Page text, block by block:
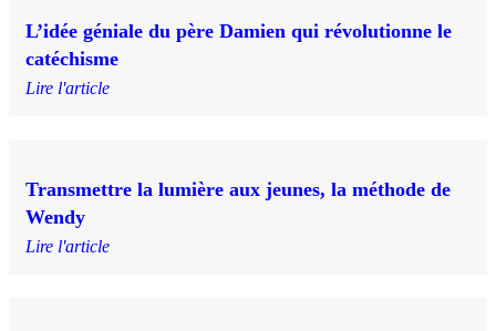
L’idée géniale du père Damien qui révolutionne le
catéchisme
Lire l'article
Transmettre la lumière aux jeunes, la méthode de
Wendy
Lire l'article